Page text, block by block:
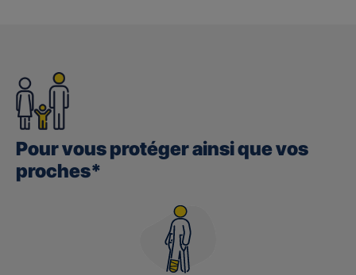
Pour vous protéger ainsi que vos
proches*